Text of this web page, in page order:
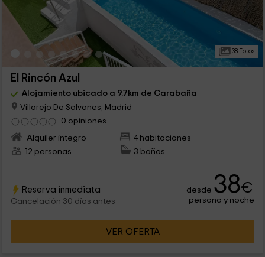
38 Fotos
El Rincón Azul
Alojamiento ubicado a 9.7km de Carabaña
Villarejo De Salvanes, Madrid
0 opiniones
Alquiler íntegro
4 habitaciones
12 personas
3 baños
Reserva inmediata
Cancelación 30 días antes
desde 38€
persona y noche
VER OFERTA